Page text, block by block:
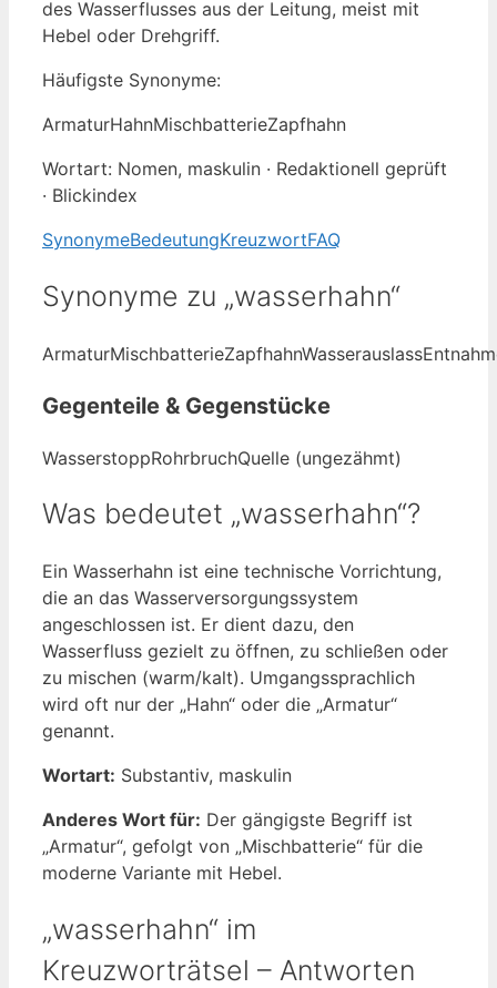
des Wasserflusses aus der Leitung, meist mit
Hebel oder Drehgriff.
Häufigste Synonyme:
ArmaturHahnMischbatterieZapfhahn
Wortart: Nomen, maskulin · Redaktionell geprüft
· Blickindex
SynonymeBedeutungKreuzwortFAQ
Synonyme zu „wasserhahn“
ArmaturMischbatterieZapfhahnWasserauslass
Gegenteile & Gegenstücke
WasserstoppRohrbruchQuelle (ungezähmt)
Was bedeutet „wasserhahn“?
Ein Wasserhahn ist eine technische Vorrichtung,
die an das Wasserversorgungssystem
angeschlossen ist. Er dient dazu, den
Wasserfluss gezielt zu öffnen, zu schließen oder
zu mischen (warm/kalt). Umgangssprachlich
wird oft nur der „Hahn“ oder die „Armatur“
genannt.
Wortart: Substantiv, maskulin
Anderes Wort für: Der gängigste Begriff ist
„Armatur“, gefolgt von „Mischbatterie“ für die
moderne Variante mit Hebel.
„wasserhahn“ im
Kreuzworträtsel – Antworten